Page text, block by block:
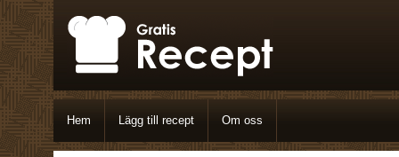
Hem Lägg till recept Om oss